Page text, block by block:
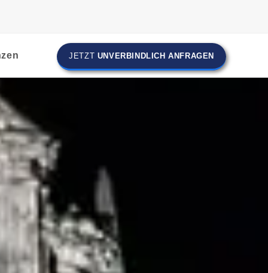
JETZT UNVERBINDLICH ANFRAGEN